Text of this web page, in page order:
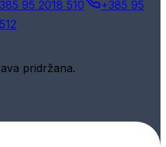
95 2018 510
+385 95
pridržana.